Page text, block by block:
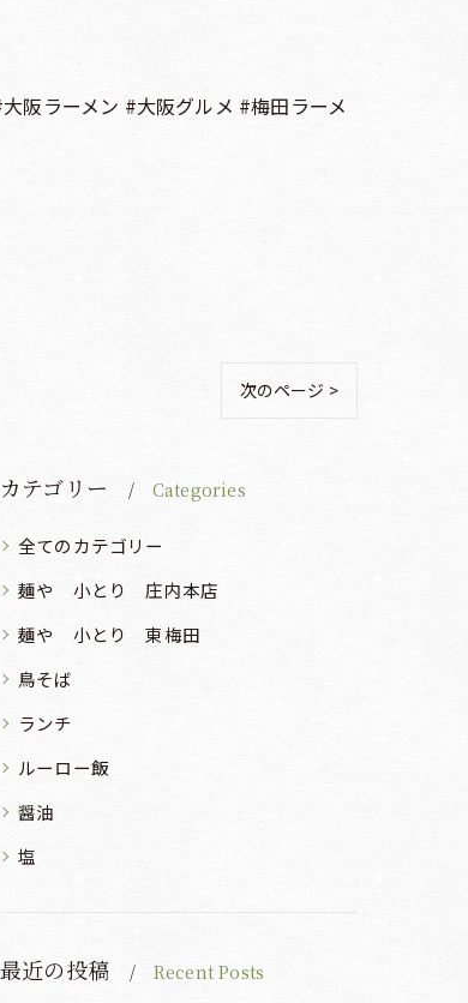
阪ラーメン #大阪グルメ #梅田ラーメ
次のページ >
カテゴリー Categories
全てのカテゴリー
麺や 小とり 庄内本店
麺や 小とり 東梅田
鳥そば
ランチ
ルーロー飯
醤油
塩
最近の投稿 Recent Posts